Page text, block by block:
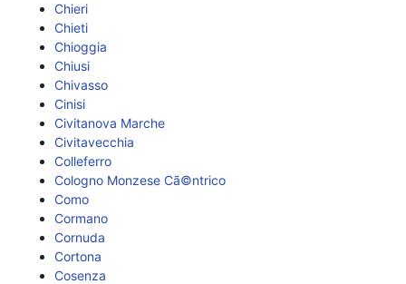
Chieri
Chieti
Chioggia
Chiusi
Chivasso
Cinisi
Civitanova Marche
Civitavecchia
Colleferro
Cologno Monzese Cã©ntrico
Como
Cormano
Cornuda
Cortona
Cosenza